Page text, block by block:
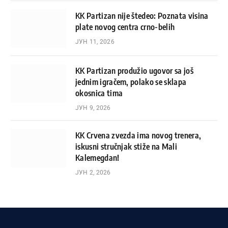
KK Partizan nije štedeo: Poznata visina
plate novog centra crno-belih
ЈУН 11, 2026
KK Partizan produžio ugovor sa još
jednim igračem, polako se sklapa
okosnica tima
ЈУН 9, 2026
KK Crvena zvezda ima novog trenera,
iskusni stručnjak stiže na Mali
Kalemegdan!
ЈУН 2, 2026